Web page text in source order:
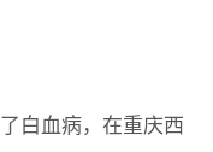
白血病，在重庆西